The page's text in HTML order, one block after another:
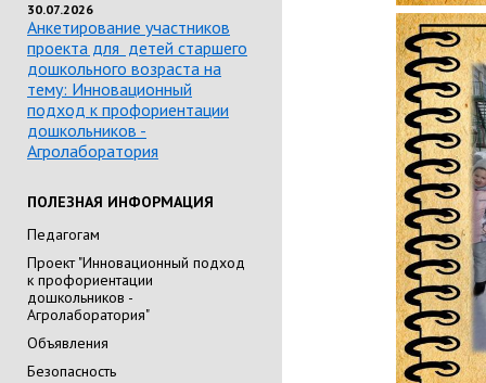
30.07.2026
Анкетирование участников
проекта для детей старшего
дошкольного возраста на
тему: Инновационный
подход к профориентации
дошкольников -
Агролаборатория
ПОЛЕЗНАЯ ИНФОРМАЦИЯ
Педагогам
Проект "Инновационный подход
к профориентации
дошкольников -
Агролаборатория"
Объявления
Безопасность